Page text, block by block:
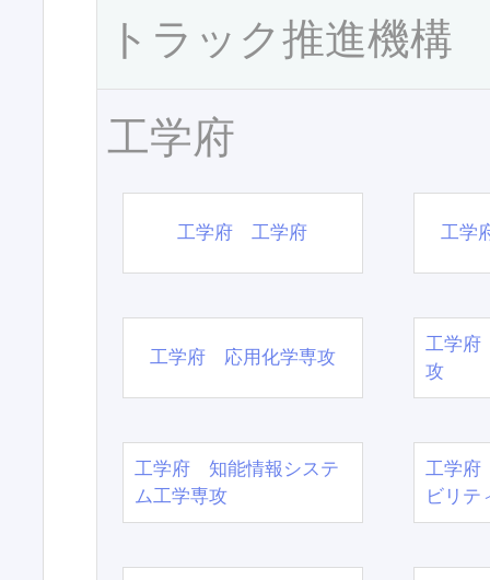
トラック推進機構
工学府
工学府 工学府 工学
工学府 応用化学専攻
工学府
攻
工学府 知能情報システ
ム工学専攻
工学府
ビリテ